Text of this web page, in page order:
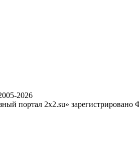
2026
портал 2x2.su»